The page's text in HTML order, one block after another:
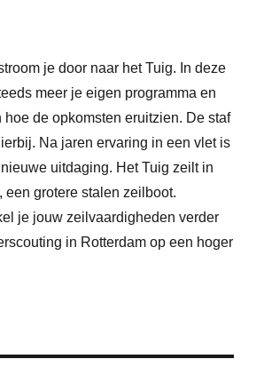
je door naar het Tuig. In deze
meer je eigen programma en
hoe de opkomsten eruitzien. De staf
Na jaren ervaring in een vlet is
uitdaging. Het Tuig zeilt in
een grotere stalen zeilboot.
je jouw zeilvaardigheden verder
in Rotterdam op een hoger